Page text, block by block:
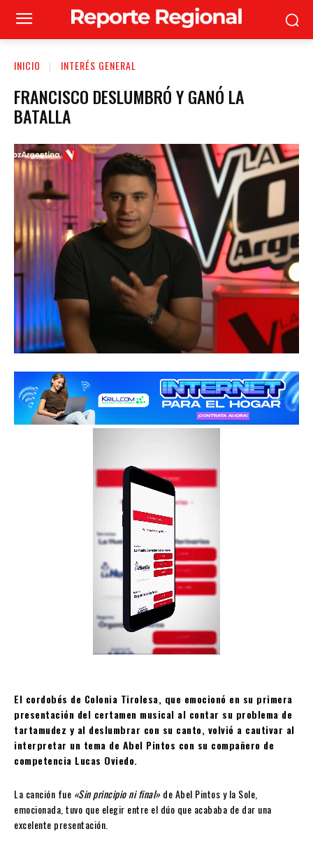
INICIO INTERÉS GENERAL
FRANCISCO DESLUMBRÓ Y GANÓ LA
BATALLA
El cordobés de Colonia Tirolesa, que emocionó en su primera
presentación del certamen musical al contar su problema de
tartamudez y al deslumbrar con su canto, volvió a cautivar al
interpretar un tema de Abel Pintos con su compañero de
competencia Lucas Oviedo.
La canción fue «Sin principio ni final» de Abel Pintos y la Sole,
emocionada, tuvo que elegir entre el dúo que acababa de dar una
excelente presentación.